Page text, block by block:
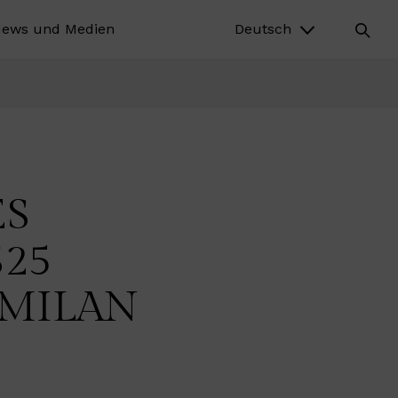
und Medien Deutsch